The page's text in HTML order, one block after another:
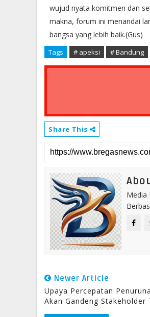
wujud nyata komitmen dan
makna, forum ini menandai
bangsa yang lebih baik.(Gus)
Tags # apeksi # Bandung
Share This
Media
Newer Article
Upaya Percepatan
Akan Gandeng Stakeholder